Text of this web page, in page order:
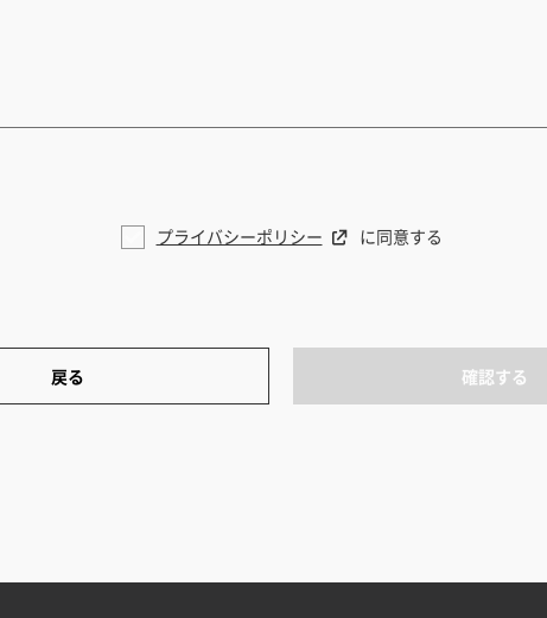
プライバシーポリシー に同意する
戻る 確認する